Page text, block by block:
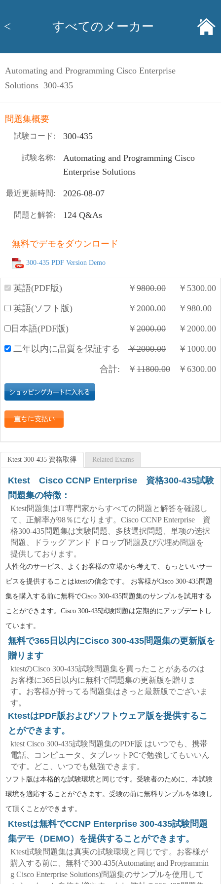
< すべてのメーカー
Automating and Programming Cisco Enterprise
Solutions 300-435
問題集概要
試験コード: 300-435
試験名称:
Automating and Programming Cisco
Enterprise Solutions
最近更新時間: 2026-08-07
問題と解答: 124 Q&As
無料でデモをダウンロード
300-435 PDF Version Demo
英語(PDF版) ￥ 9800.00 ￥ 5300.00
英語(ソフト版) ￥ 2000.00 ￥ 980.00
日本語(PDF版) ￥ 2000.00 ￥ 2000.00
二年以内に品質を保証する ￥2000.00 ￥ 1000.00
合計: ￥ 11800.00 ￥ 6300.00
Ktest 300-435 資格取得 Related Exams
Ktest Cisco CCNP Enterprise 資格300-435試験
問題集の特徴：
Ktest問題集はIT専門家からすべての問題と解答を確認し
て、正解率が98％になります。Cisco CCNP Enterprise 資
格300-435問題集は実験問題、多肢選択問題、単项の选択
問題、ドラッグ アンド ドロップ問題及び穴埋め問題を
提供しております。
人性化のサービス、よくお客様の立場から考えて、もっといいサー
ビスを提供することはktestの信念です。 お客様がCisco 300-435問題
集を購入する前に無料でCisco 300-435問題集のサンプルを試用する
ことができます。Cisco 300-435試験問題は定期的にアップデートし
ています。
無料で365日以内にCisco 300-435問題集の更新版を
贈ります
ktestのCisco 300-435試験問題集を買ったことがあるのは
お客様に365日以内に無料で問題集の更新版を贈りま
す。お客様が持ってる問題集はきっと最新版でございま
す。
KtestはPDF版およびソフトウェア版を提供するこ
とができます。
ktest Cisco 300-435試験問題集のPDF版 はいつでも、携帯
電話、コンピュータ、タブレットPCで勉強してもいいん
です。どこ、いつでも勉強できます。
ソフト版は本格的な試験環境と同じです。受験者のために、本試験
環境を適応することができます。受験の前に無料サンプルを体験し
て頂くことができます。
Ktestは無料でCCNP Enterprise 300-435試験問題
集デモ（DEMO）を提供することができます。
Ktest試験問題集は真実の試験環境と同じです。お客様が
購入する前に、無料で300-435(Automating and Programmin
g Cisco Enterprise Solutions)問題集のサンプルを使用して